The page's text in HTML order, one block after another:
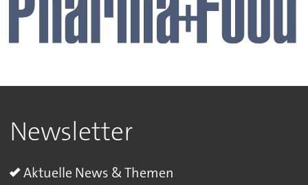
Newsletter
Aktuelle News & Themen